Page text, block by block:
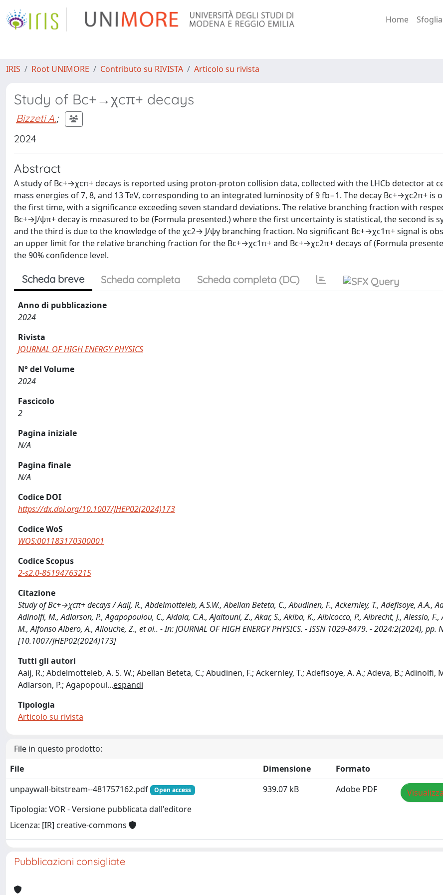
Home Sfoglia
IRIS Root UNIMORE Contributo su RIVISTA Articolo su rivista
Study of Bc+→χcπ+ decays
Bizzeti A.;
2024
Abstract
A study of Bc+→χcπ+ decays is reported using proton-proton collision data, collected with the LHCb detector at
mass energies of 7, 8, and 13 TeV, corresponding to an integrated luminosity of 9 fb−1. The decay Bc+→χc2π+ is
the first time, with a significance exceeding seven standard deviations. The relative branching fraction with
Bc+→J/ψπ+ decay is measured to be (Formula presented.) where the first uncertainty is statistical, the second is
and the third is due to the knowledge of the χc2→ J/ψγ branching fraction. No significant Bc+→χc1π+ signal is
an upper limit for the relative branching fraction for the Bc+→χc1π+ and Bc+→χc2π+ decays of (Formula
the 90% confidence level.
Scheda breve Scheda completa Scheda completa (DC)
Anno di pubblicazione
2024
Rivista
JOURNAL OF HIGH ENERGY PHYSICS
N° del Volume
2024
Fascicolo
2
Pagina iniziale
N/A
Pagina finale
N/A
Codice DOI
https://dx.doi.org/10.1007/JHEP02(2024)173
Codice WoS
WOS:001183170300001
Codice Scopus
2-s2.0-85194763215
Citazione
Study of Bc+→χcπ+ decays / Aaij, R., Abdelmotteleb, A.S.W., Abellan Beteta, C., Abudinen, F., Ackernley, T., Adefisoye, A.A.,
Adinolfi, M., Adlarson, P., Agapopoulou, C., Aidala, C.A., Ajaltouni, Z., Akar, S., Akiba, K., Albicocco, P., Albrecht, J., Alessio, F.,
M., Alfonso Albero, A., Aliouche, Z., et al.. - In: JOURNAL OF HIGH ENERGY PHYSICS. - ISSN 1029-8479. - 2024:2(2024), pp.
[10.1007/JHEP02(2024)173]
Tutti gli autori
Aaij, R.; Abdelmotteleb, A. S. W.; Abellan Beteta, C.; Abudinen, F.; Ackernley, T.; Adefisoye, A. A.; Adeva, B.; Adinolfi,
Adlarson, P.; Agapopoul...espandi
Tipologia
Articolo su rivista
File in questo prodotto:
File
Dimensione
Formato
unpaywall-bitstream--481757162.pdf
Open access
Tipologia: VOR - Versione pubblicata dall'editore
Licenza: [IR] creative-commons
939.07 kB Adobe PDF
Pubblicazioni consigliate